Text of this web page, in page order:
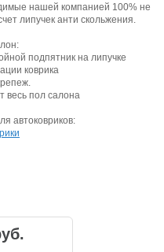
нашей компанией 100% не
липучек анти скольжения.
подпятник на липучке
коврика
весь пол салона
автоковриков: